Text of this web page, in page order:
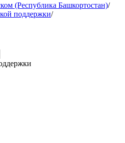
(Республика Башкортостан)/
поддержки/